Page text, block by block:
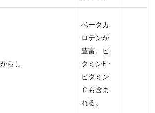
らし
ベータカ
ロテンが
豊富、ビ
タミンE・
ビタミン
Ｃも含ま
れる。